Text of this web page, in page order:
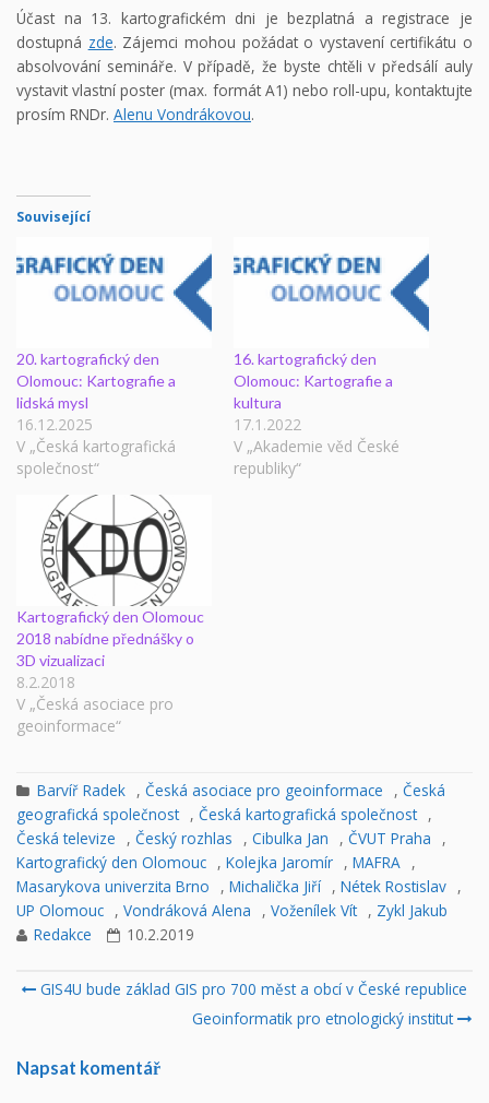
Účast na 13. kartografickém dni je bezplatná a registrace je
dostupná zde. Zájemci mohou požádat o vystavení certifikátu o
absolvování semináře. V případě, že byste chtěli v předsálí auly
vystavit vlastní poster (max. formát A1) nebo roll-upu, kontaktujte
prosím RNDr. Alenu Vondrákovou.
Související
20. kartografický den
Olomouc: Kartografie a
lidská mysl
16.12.2025
V „Česká kartografická
společnost“
16. kartografický den
Olomouc: Kartografie a
kultura
17.1.2022
V „Akademie věd České
republiky“
Kartografický den Olomouc
2018 nabídne přednášky o
3D vizualizaci
8.2.2018
V „Česká asociace pro
geoinformace“
Barvíř Radek , Česká asociace pro geoinformace , Česká
geografická společnost , Česká kartografická společnost ,
Česká televize
, Český rozhlas , Cibulka Jan , ČVUT Praha
,
Kartografický den Olomouc , Kolejka Jaromír , MAFRA ,
Masarykova univerzita Brno
, Michalička Jiří , Nétek Rostislav ,
UP Olomouc , Vondráková Alena , Voženílek Vít , Zykl Jakub
Redakce
10.2.2019
PostGIS4U bude základ GIS pro 700 měst a obcí v České republice
Geoinformatik pro etnologický institut
Napsat komentář